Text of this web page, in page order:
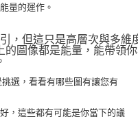
量的運作。
，但這只是高層次與多維
圖像都是能量，能帶領
挑選，看看有哪些圖有讓您有
，這些都有可能是你當下的議